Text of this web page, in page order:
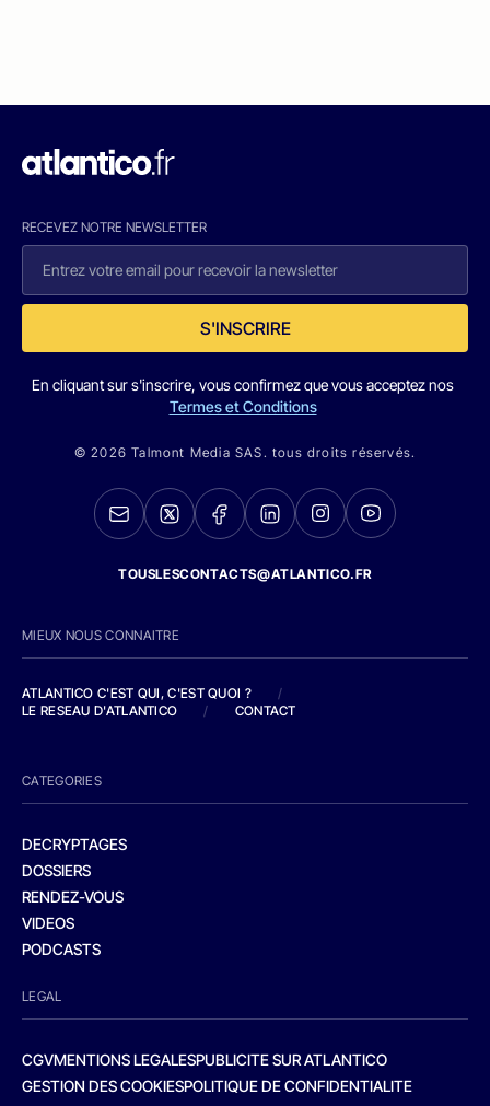
RECEVEZ NOTRE NEWSLETTER
S'INSCRIRE
En cliquant sur s'inscrire, vous confirmez que vous acceptez nos
Termes et Conditions
© 2026 Talmont Media SAS. tous droits réservés.
TOUSLESCONTACTS@ATLANTICO.FR
MIEUX NOUS CONNAITRE
ATLANTICO C'EST QUI, C'EST QUOI ?
/
LE RESEAU D'ATLANTICO
/ CONTACT
CATEGORIES
DECRYPTAGES
DOSSIERS
RENDEZ-VOUS
VIDEOS
PODCASTS
LEGAL
CGVMENTIONS LEGALESPUBLICITE SUR ATLANTICO
GESTION DES COOKIESPOLITIQUE DE CONFIDENTIALITE